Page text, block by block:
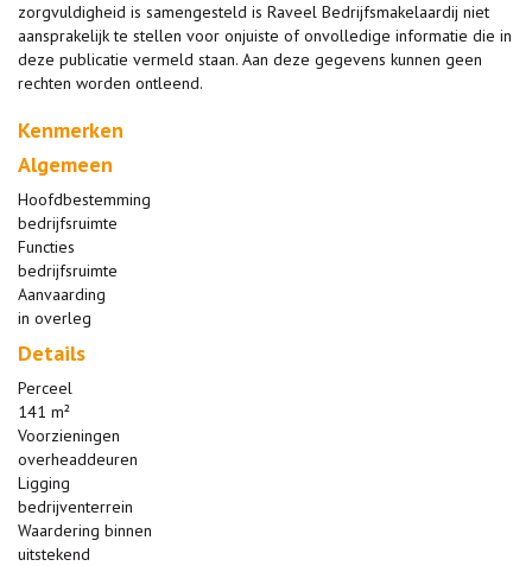
zorgvuldigheid is samengesteld is Raveel Bedrijfsmakelaardij niet
aansprakelijk te stellen voor onjuiste of onvolledige informatie die in
deze publicatie vermeld staan. Aan deze gegevens kunnen geen
rechten worden ontleend.
Kenmerken
Algemeen
Hoofdbestemming
bedrijfsruimte
Functies
bedrijfsruimte
Aanvaarding
in overleg
Details
Perceel
141 m²
Voorzieningen
overheaddeuren
Ligging
bedrijventerrein
Waardering binnen
uitstekend